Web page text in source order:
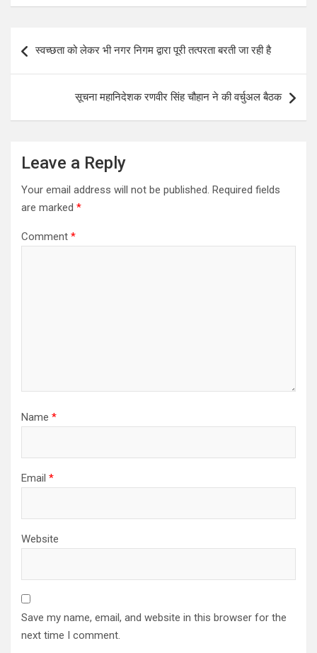
navigation
स्वच्छता को लेकर भी नगर निगम द्वारा पूरी तत्परता बरती जा रही है
सूचना महानिदेशक रणवीर सिंह चौहान ने की वर्चुअल बैठक
Leave a Reply
Your email address will not be published. Required fields
are marked *
Comment *
Name *
Email *
Website
Save my name, email, and website in this browser for the
next time I comment.